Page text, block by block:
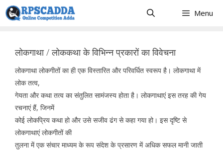
Skip
to
Menu
लोकगाथा / लोककथा के विभिन्न प्रकारों का विवेचना
लोकगाथा लोकगीतों का ही एक विस्तारित और परिवर्धित स्वरूप है। लोकगाथा में
लोक तत्व,
गेयता और कथा तत्व का संतुलित सामंजस्य होता है। लोकगाथाएं इस तरह की गेय
रचनाएं हैं, जिनमें
कोई लोकप्रिय कथा हो और उसे सजीव ढंग से कहा गया हो। इस दृष्टि से
लोकगाथाएं लोकगीतों की
तुलना में एक संचार माध्यम के रूप संदेश के प्रसारण में अधिक सफल मानी जाती